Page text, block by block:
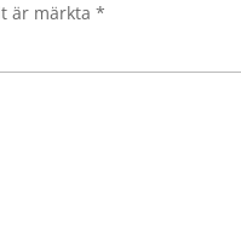
är märkta *